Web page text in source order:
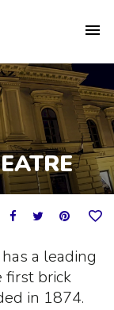
a leading
first brick
in 1874.